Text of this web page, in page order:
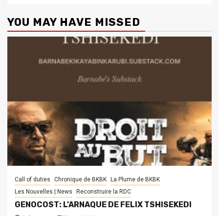
YOU MAY HAVE MISSED
Call of duties Chronique de BKBK
La Plume de BKBK
Les Nouvelles | News
Reconstruire la RDC
GENOCOST: L’ARNAQUE DE FELIX TSHISEKEDI